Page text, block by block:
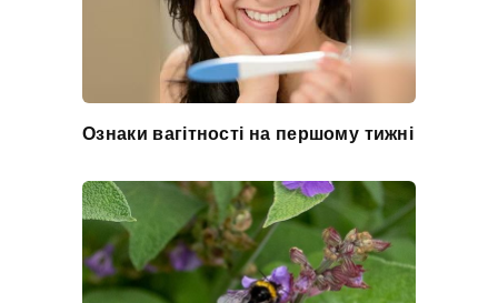
Ознаки вагітності на першому тижні